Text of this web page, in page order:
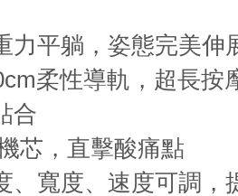
力平躺，姿態完美伸
柔性導軌，超長按
合
芯，直擊酸痛點
寬度、速度可調，